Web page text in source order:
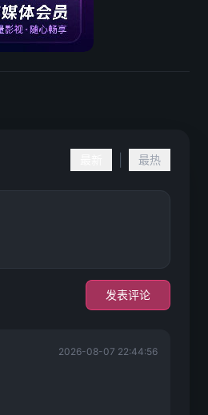
最热
发表评论
2026-08-07 22:44:56